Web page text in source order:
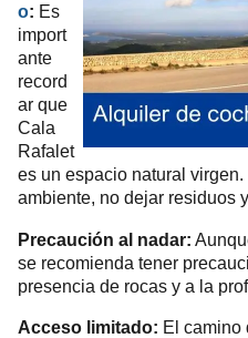
o: Es
import
ante
record
ar que
Cala
Rafalet
es un espacio natural
ambiente, no dejar residuos
Precaución al nadar:
se recomienda tener
presencia de rocas y a la
Acceso limitado: El camino